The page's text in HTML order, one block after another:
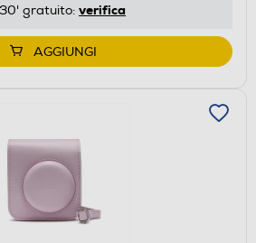
gratuito: verifica
AGGIUNGI